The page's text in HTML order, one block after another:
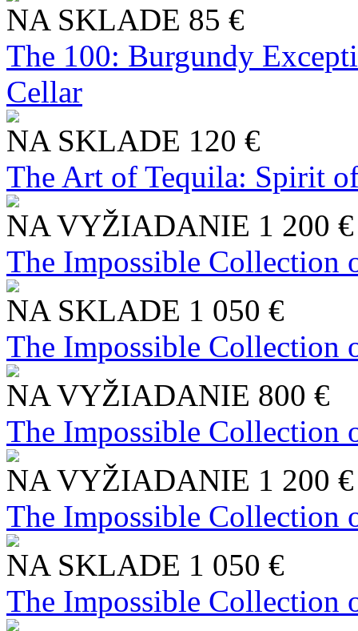
NA SKLADE 85 €
The 100: Burgundy
Cellar
NA SKLADE 120 €
The Art of Tequila: Spirit
NA VYŽIADANIE 1 200 €
The Impossible Collection
NA SKLADE 1 050 €
The Impossible Collection
NA VYŽIADANIE 800 €
The Impossible Collection
NA VYŽIADANIE 1 200 €
The Impossible Collection
NA SKLADE 1 050 €
The Impossible Collection